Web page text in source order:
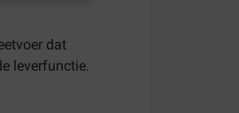
dat
leverfunctie.